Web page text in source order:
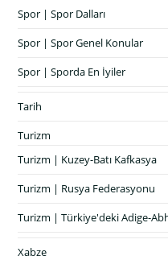
Spor | Spor Dalları
Spor | Spor Genel Konular
Spor | Sporda En İyiler
Tarih
Turizm
Turizm | Kuzey-Batı Kafkasya
Turizm | Rusya Federasyonu
Turizm | Türkiye'deki Adige-
Xabze